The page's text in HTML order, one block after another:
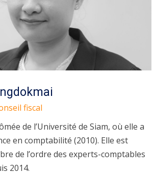
fiscal
de l’Université de Siam, où elle a
en comptabilité (2010). Elle est
de l’ordre des experts-comptables
2014.